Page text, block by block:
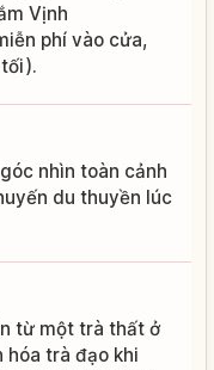
Vịnh
phí vào cửa,
nhìn toàn cảnh
du thuyền lúc
từ một trà thất ở
hóa trà đạo khi